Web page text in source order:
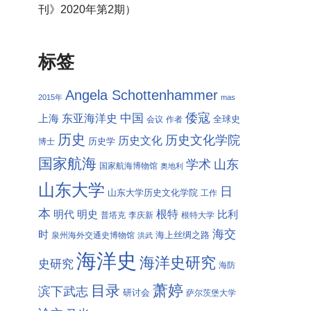
刊》2020年第2期）
标签
2015年 Angela Schottenhammer mas
上海 东亚海洋史 中国 会议 作者 倭寇 全球史
博士 历史 历史学 历史文化 历史文化学院
国家航海 国家航海博物馆 奥地利 学术 山东
山东大学 山东大学历史文化学院 工作 日
本 明代 明史 普塔克 李庆新 根特 根特大学 比利
时 泉州海外交通史博物馆 洪武 海上丝绸之路 海交
史研究 海洋史 海洋史研究 海防
滨下武志 目录 研讨会 萧婷 萨尔茨堡大学